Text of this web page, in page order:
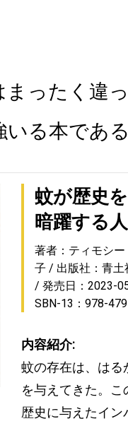
まったく違
いる本であ
蚊が歴史
暗躍する
著者：ティモシ
子
出版社：青土
発売日：2023-
SBN-13：978-
内容紹介:
蚊の存在は、はる
を与えてきた。
歴史に与えたイ